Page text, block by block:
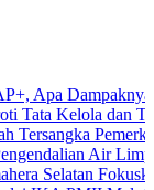
Apa Dampaknya
Kelola dan
Air
Selatan Fokuskan